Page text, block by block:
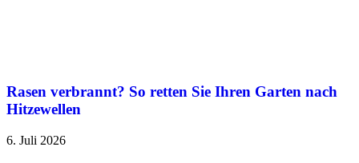
Rasen verbrannt? So retten Sie Ihren Garten nach
Hitzewellen
6. Juli 2026